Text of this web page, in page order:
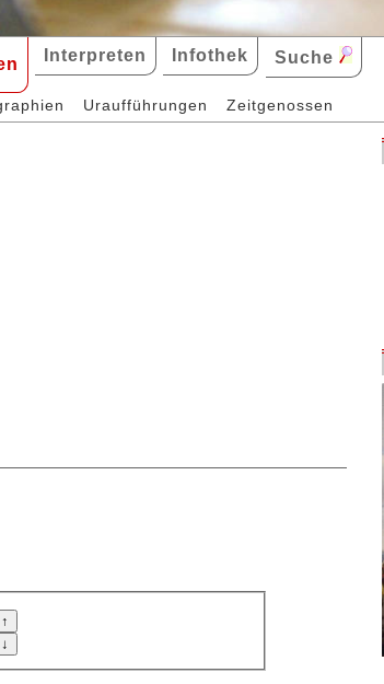
Interpreten Infothek Suche
Uraufführungen Zeitgenossen